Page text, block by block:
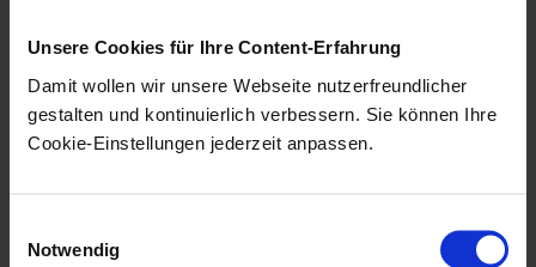
Unsere Cookies für Ihre Content-Erfahrung
Damit wollen wir unsere Webseite nutzerfreundlicher
gestalten und kontinuierlich verbessern. Sie können Ihre
Cookie-Einstellungen jederzeit anpassen.
Notwendig
souhaitez passer de
l'aperçu des détails à
l'aperçu du contenu.
système de fichier local.